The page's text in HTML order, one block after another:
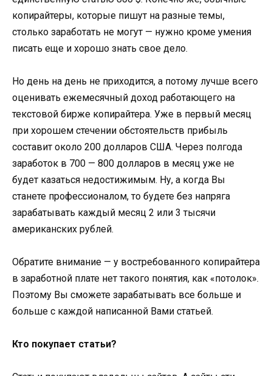
копирайтеры, которые пишут на разные темы,
столько заработать не могут — нужно кроме умения
писать еще и хорошо знать свое дело.
Но день на день не приходится, а потому лучше всего
оценивать ежемесячный доход работающего на
текстовой бирже копирайтера. Уже в первый месяц
при хорошем стечении обстоятельств прибыль
составит около 200 долларов США. Через полгода
заработок в 700 — 800 долларов в месяц уже не
будет казаться недостижимым. Ну, а когда Вы
станете профессионалом, то будете без напряга
зарабатывать каждый месяц 2 или 3 тысячи
американских рублей.
Обратите внимание — у востребованного копирайтера
в заработной плате нет такого понятия, как «потолок».
Поэтому Вы сможете зарабатывать все больше и
больше с каждой написанной Вами статьей.
Кто покупает статьи?